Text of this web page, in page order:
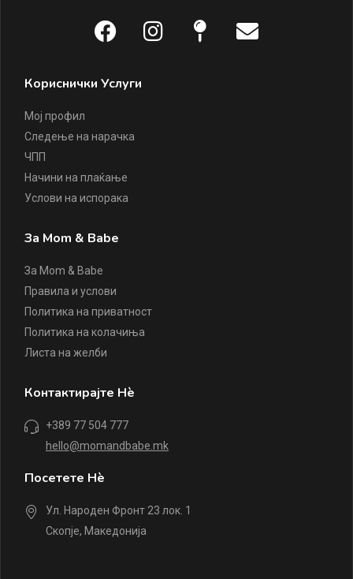
Кориснички Услуги
Мој профил
Следење на нарачка
ЧПП
Начини на плаќање
Услови на испорака
За Mom & Babe
За Mom & Babe
Правила и услови
Политика на приватност
Политика на колачиња
Листа на желби
Контактирајте Нè
+389 77 504 777
hello@momandbabe.mk
Посетете Нè
Ул. Народен Фронт 23 лок. 1
Скопје, Македонија